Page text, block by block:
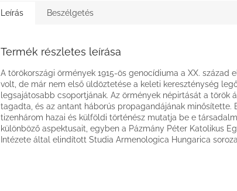
Leírás Beszélgetés
Termék részletes leírása
A törökországi örmények 1915-ös genocídiuma a XX. század
volt, de már nem első üldöztetése a keleti kereszténység
legsajátosabb csoportjának. Az örmények népirtását a török
tagadta, és az antant háborús propagandájának minősítette.
tizenhárom hazai és külföldi történész mutatja be e
különböző aspektusait, egyben a Pázmány Péter Katolikus
Intézete által elindított Studia Armenologica Hungarica